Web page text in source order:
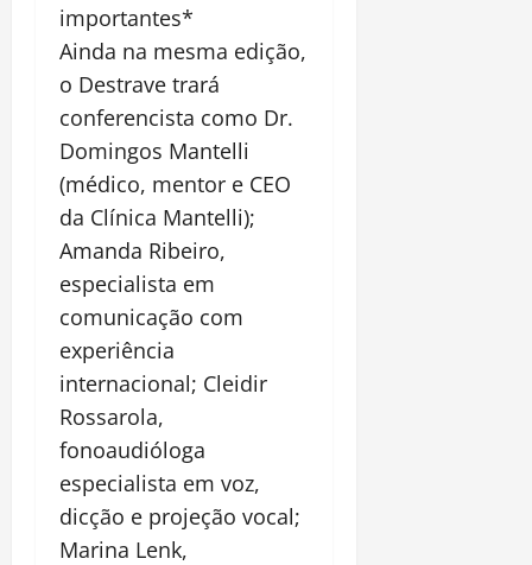
importantes*
Ainda na mesma edição,
o Destrave trará
conferencista como Dr.
Domingos Mantelli
(médico, mentor e CEO
da Clínica Mantelli);
Amanda Ribeiro,
especialista em
comunicação com
experiência
internacional; Cleidir
Rossarola,
fonoaudióloga
especialista em voz,
dicção e projeção vocal;
Marina Lenk,